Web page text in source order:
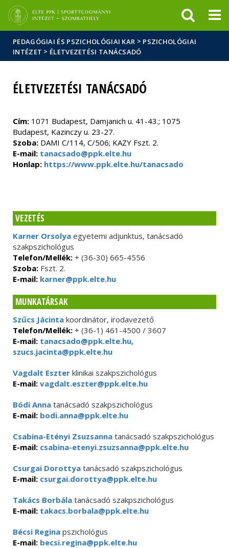
Hírek
Események
ELTE a
sajtóban
PEDAGÓGIAI ÉS PSZICHOLÓGIAI KAR > PSZICHOLÓGIAI
INTÉZET > ÉLETVEZETÉSI TANÁCSADÓ
ÉLETVEZETÉSI TANÁCSADÓ
Cím: 1071 Budapest, Damjanich u. 41-43.; 1075
Budapest, Kazinczy u. 23-27.
Szoba: DAMI C/114, C/506; KAZY Fszt. 2.
E-mail: tanacsado@ppk.elte.hu
Honlap: https://www.ppk.elte.hu/tanacsado
VEZETÉS
Karner Orsolya egyetemi adjunktus, tanácsadó
szakpszichológus
Telefon/Mellék: + (36-30) 665-4556
Szoba: Fszt. 2.
E-mail: karner@ppk.elte.hu
MUNKATÁRSAK
Szűcs Jácinta koordinátor, irodavezető
Telefon/Mellék: + (36-1) 461-4500 / 3607
E-mail: tanacsado@ppk.elte.hu,
szucs.jacinta@ppk.elte.hu
Vagdalt Eszter klinikai szakpszichológus
E-mail: vagdalt.eszter@ppk.elte.hu
Bódi Anna tanácsadó szakpszichológus
E-mail: bodi.anna@ppk.elte.hu
Csabina-Etényi Zsuzsanna tanácsadó szakpszichológus
E-mail: csabina-etenyi.zsuzsanna@ppk.elte.hu
Csurgai Dorottya tanácsadó szakpszichológus
E-mail: csurgai.dorottya@ppk.elte.hu
Takács Borbála tanácsadó szakpszichológus
E-mail: takacs.borbala@ppk.elte.hu
Bécsi Regina pszichológus
E-mail: becsi.regina@ppk.elte.hu